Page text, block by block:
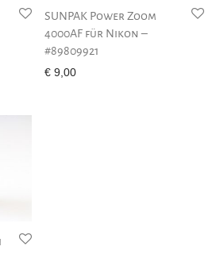
SUNPAK Power Zoom
4000AF für Nikon –
#89809921
€ 9,00